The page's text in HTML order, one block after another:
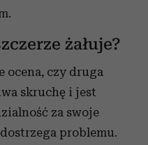
żałuje?
ocena, czy druga
skruchę i jest
za swoje
problemu.